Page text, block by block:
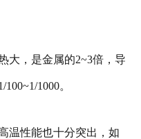
大，是金属的2~3倍，导
1000。
温性能也十分突出，如